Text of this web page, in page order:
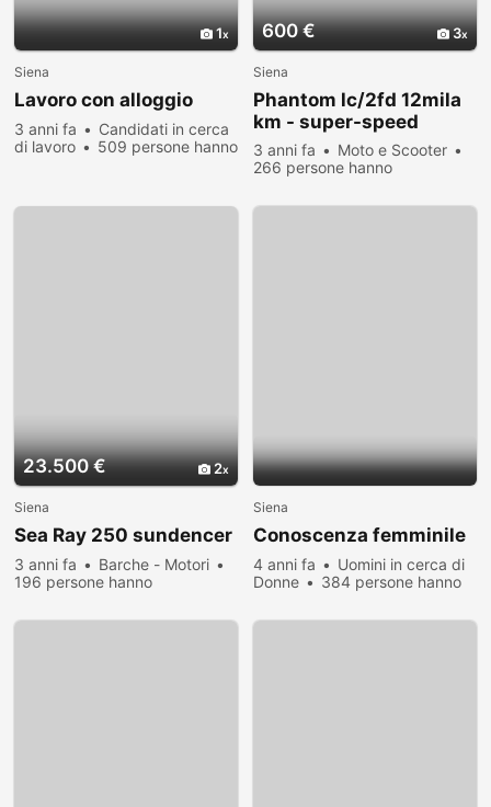
1
Siena
Lavoro con alloggio
3 anni fa
Candidati in cerca
di lavoro
509 persone hanno
600 € 3
Siena
Phantom lc/2fd 12mila
km - super-speed
3 anni fa
Moto e Scooter
266 persone hanno
23.500 € 2
Siena
Sea Ray 250 sundencer
3 anni fa
Barche - Motori
196 persone hanno
Siena
Conoscenza femminile
4 anni fa
Uomini in cerca di
Donne
384 persone hanno